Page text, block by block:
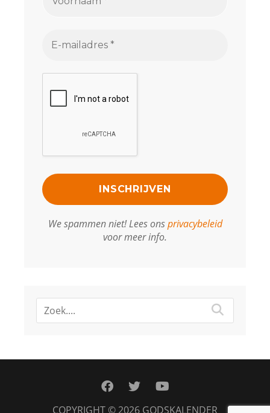
We spammen niet! Lees onsprivacybeleid
voor meer info.
facebook
twitteryoutube
COPYRIGHT © 2026 GODSKALENDER